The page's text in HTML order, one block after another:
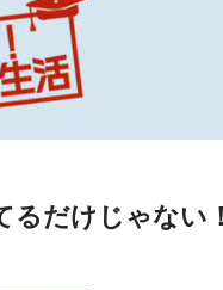
るだけじゃない